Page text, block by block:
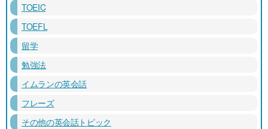
TOEIC
TOEFL
留学
勉強法
イムランの英会話
フレーズ
その他の英会話トピック